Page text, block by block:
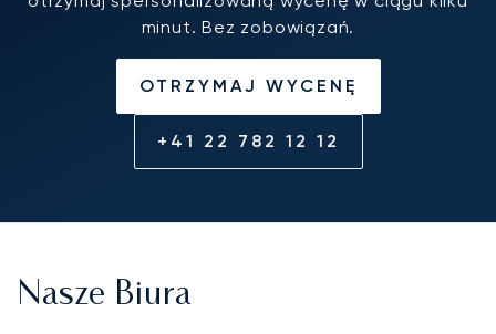
minut. Bez zobowiązań.
OTRZYMAJ WYCENĘ
+41 22 782 12 12
Nasze Biura